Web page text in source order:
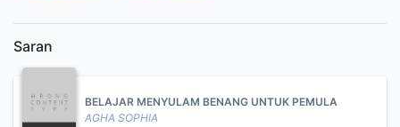
Saran
BELAJAR MENYULAM BENANG UNTUK PEMULA
AGHA SOPHIA